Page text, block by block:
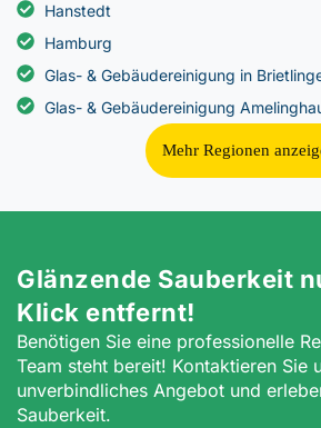
Hanstedt
Hamburg
Glas- & Gebäudereinigung in
Glas- & Gebäudereinigung
Mehr Regionen
Glänzende Sauberkeit
Klick entfernt!
Benötigen Sie eine professionelle
Team steht bereit! Kontaktieren Sie
unverbindliches Angebot und
Sauberkeit.